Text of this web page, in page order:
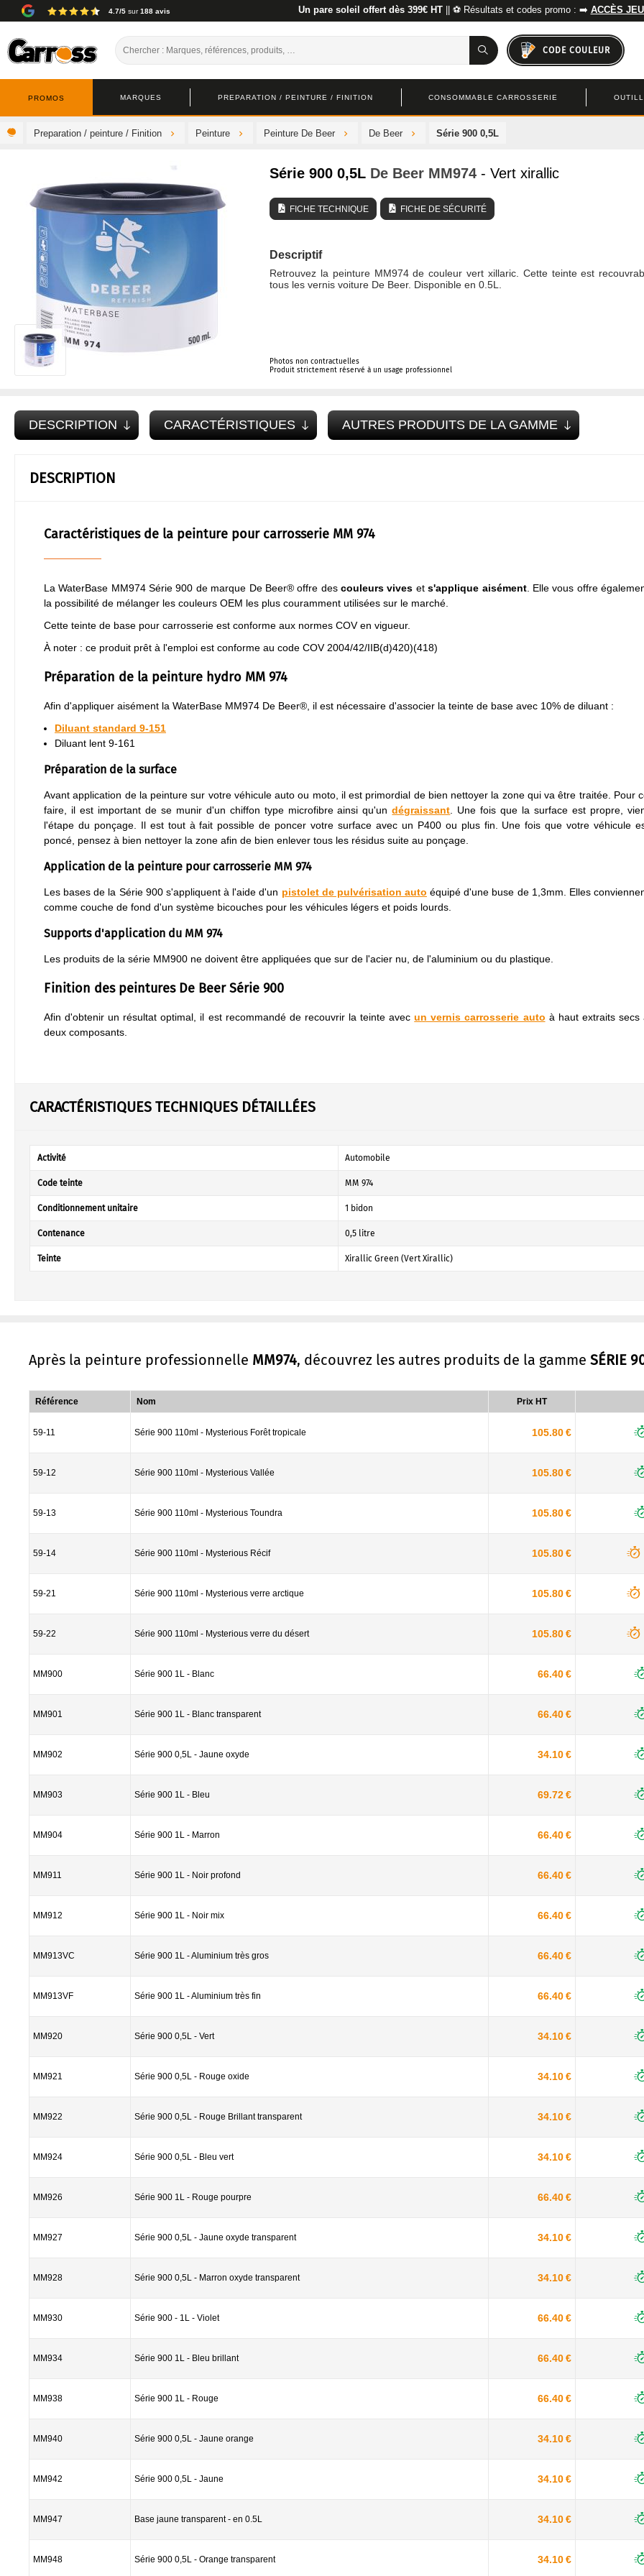
4.7/5 sur188 avis Un pare soleil offert dès 399€ HT|| ⚽ Résultats et codes promo : ➡️ ACCÈS
CODE COULEUR
PREPARATION / PEINTURE / FINITION CONSOMMABLE CARROSSERIE
MARQUES
PROMOS
Preparation / peinture / Finition Peinture Peinture De Beer De Beer Série 900 0,5L
Série 900 0,5L De Beer MM974 - Vert xirallic
FICHE TECHNIQUE FICHE DE SÉCURITÉ
Descriptif
Retrouvez la peinture MM974 de couleur vert xillaric. Cette teinte est
tous les vernis voiture De Beer. Disponible en 0.5L.
Photos non contractuelles
Produit strictement réservé à un usage professionnel
DESCRIPTION CARACTÉRISTIQUES AUTRES PRODUITS DE LA GAMME
DESCRIPTION
Caractéristiques de la peinture pour carrosserie MM 974
La WaterBase MM974 Série 900 de marque De Beer® offre descouleurs vives ets'applique aisément. Elle vous offre
la possibilité de mélanger les couleurs OEM les plus couramment utilisées sur le marché.
Cette teinte de base pour carrosserie est conforme aux normes COV en vigueur.
À noter : ce produit prêt à l'emploi est conforme au code COV 2004/42/IIB(d)420)(418)
Préparation de la peinture hydro MM 974
Afin d'appliquer aisément la WaterBase MM974 De Beer®, il est nécessaire d'associer la teinte de base avec 10% de diluant :
Diluant standard 9-151
Diluant lent 9-161
Préparation de la surface
Avant application de la peinture sur votre véhicule auto ou moto, il est primordial de bien nettoyer la zone qui va être traitée. Pour
faire, il est important de se munir d'un chiffon type microfibre ainsi qu'undégraissant . Une fois que la surface est propre,
l'étape du ponçage. Il est tout à fait possible de poncer votre surface avec un P400 ou plus fin. Une fois que votre véhicule
poncé, pensez à bien nettoyer la zone afin de bien enlever tous les résidus suite au ponçage.
Application de la peinture pour carrosserie MM 974
Les bases de la Série 900 s'appliquent à l'aide d'un pistoletde pulvérisation auto équipé d'une buse de 1,3mm. Elles
comme couche de fond d'un système bicouches pour les véhicules légers et poids lourds.
Supports d'application du MM 974
Les produits de la série MM900 ne doivent être appliquées que sur de l'acier nu, de l'aluminium ou du plastique.
Finition des peintures De Beer Série 900
Afin d'obtenir un résultat optimal, il est recommandé de recouvrir la teinte avecun vernis carrosserie auto à haut extraits secs
deux composants.
CARACTÉRISTIQUES TECHNIQUES DÉTAILLÉES
Activité Automobile
Code teinte MM 974
Conditionnement unitaire 1 bidon
Contenance 0,5 litre
Teinte Xirallic Green (Vert Xirallic)
Après la peinture professionnelle MM974, découvrez les autres produits de la gamme SÉRIE
Référence Nom Prix HT
59-11 Série 900 110ml - Mysterious Forêt tropicale 105.80 €
59-12 Série 900 110ml - Mysterious Vallée 105.80 €
59-13 Série 900 110ml - Mysterious Toundra 105.80 €
59-14 Série 900 110ml - Mysterious Récif 105.80 €
59-21 Série 900 110ml - Mysterious verre arctique 105.80 €
59-22 Série 900 110ml - Mysterious verre du désert 105.80 €
MM900 Série 900 1L - Blanc 66.40 €
MM901 Série 900 1L - Blanc transparent 66.40 €
MM902 Série 900 0,5L - Jaune oxyde 34.10 €
MM903 Série 900 1L - Bleu 69.72 €
MM904 Série 900 1L - Marron 66.40 €
MM911 Série 900 1L - Noir profond 66.40 €
MM912 Série 900 1L - Noir mix 66.40 €
MM913VC Série 900 1L - Aluminium très gros 66.40 €
MM913VF Série 900 1L - Aluminium très fin 66.40 €
MM920 Série 900 0,5L - Vert 34.10 €
MM921 Série 900 0,5L - Rouge oxide 34.10 €
MM922 Série 900 0,5L - Rouge Brillant transparent 34.10 €
MM924 Série 900 0,5L - Bleu vert 34.10 €
MM926 Série 900 1L - Rouge pourpre 66.40 €
MM927 Série 900 0,5L - Jaune oxyde transparent 34.10 €
MM928 Série 900 0,5L - Marron oxyde transparent 34.10 €
MM930 Série 900 - 1L - Violet 66.40 €
MM934 Série 900 1L - Bleu brillant 66.40 €
MM938 Série 900 1L - Rouge 66.40 €
MM940 Série 900 0,5L - Jaune orange 34.10 €
MM942 Série 900 0,5L - Jaune 34.10 €
MM947 Base jaune transparent - en 0.5L 34.10 €
MM948 Série 900 0,5L - Orange transparent 34.10 €